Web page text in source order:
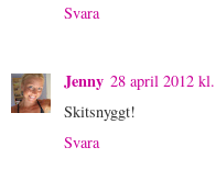
Svara
Jenny 28 april 2012
Skitsnyggt!
Svara